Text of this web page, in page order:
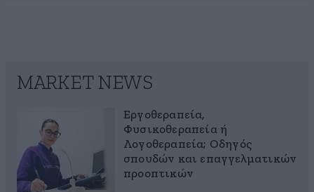
MARKET NEWS
Εργοθεραπεία,
Φυσικοθεραπεία ή
Λογοθεραπεία; Οδηγός
σπουδών και επαγγελματικών
προοπτικών